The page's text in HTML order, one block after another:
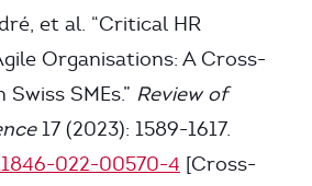
et al. “Critical HR
Organisations: A Cross-
SMEs.” Review of
17 (2023): 1589-1617.
022-00570-4 [Cross-